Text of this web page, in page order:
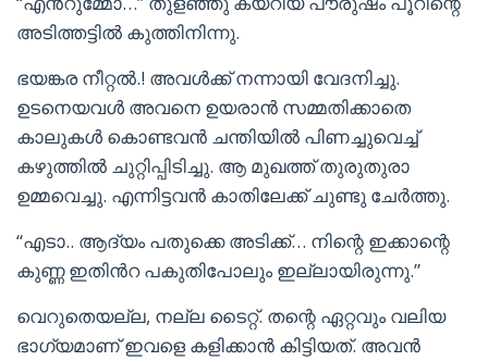
അടിത്തട്ടിൽ കുത്തിനിന്നു.
ഭയങ്കര നീറ്റൽ.! അവൾക്ക് നന്നായി വേദനിച്ചു.
ഉടനെയവൾ അവനെ ഉയരാൻ സമ്മതിക്കാതെ
കാലുകൾ കൊണ്ടവൻ ചന്തിയിൽ പിണച്ചുവെച്ച്
കഴുത്തിൽ ചുറ്റിപ്പിടിച്ചു. ആ മുഖത്ത് തുരുതുരാ
ഉമ്മവെച്ചു. എന്നിട്ടവൻ കാതിലേക്ക് ചുണ്ടു ചേർത്തു.
“എടാ.. ആദ്യം പതുക്കെ അടിക്ക്… നിന്റെ ഇക്കാന്റെ
കുണ്ണ ഇതിൻറ പകുതിപോലും ഇല്ലായിരുന്നു.”
വെറുതെയല്ല, നല്ല ടൈറ്റ്. തന്റെ ഏറ്റവും വലിയ
ഭാഗ്യമാണ് ഇവളെ കളിക്കാൻ കിട്ടിയത്. അവൻ